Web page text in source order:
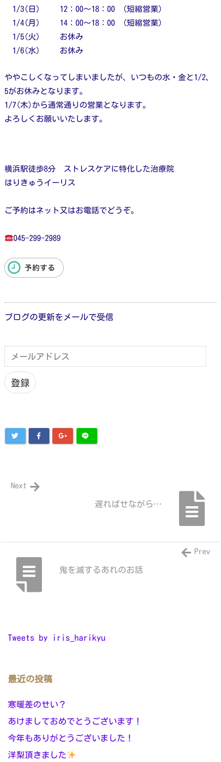
1/3(日） 12：00～18：00 (短縮営業)
1/4(月） 14：00～18：00 (短縮営業)
1/5(火） お休み
1/6(水） お休み
ややこしくなってしまいましたが、いつもの水・金と1/2、
5がお休みとなります。
1/7(木)から通常通りの営業となります。
よろしくお願いいたします。
横浜駅徒歩8分 ストレスケアに特化した治療院
はりきゅうイーリス
ご予約はネット又はお電話でどうぞ。
045-299-2989
ブログの更新をメールで受信
ー
ル
ア
ド
レ
登録
遅ればせながら…
Next
鬼を滅するあれのお話
Prev
Tweets by iris_harikyu
最近の投稿
寒暖差のせい？
あけましておめでとうございます！
今年もありがとうございました！
洋梨頂きました